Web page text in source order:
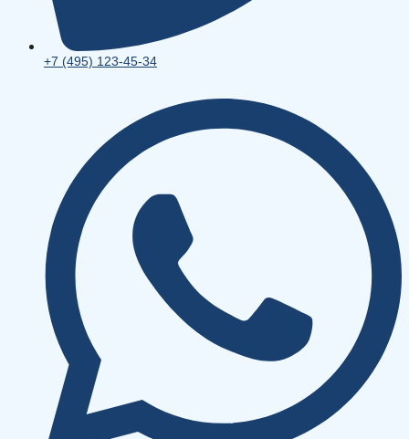
+7 (495) 123-45-34